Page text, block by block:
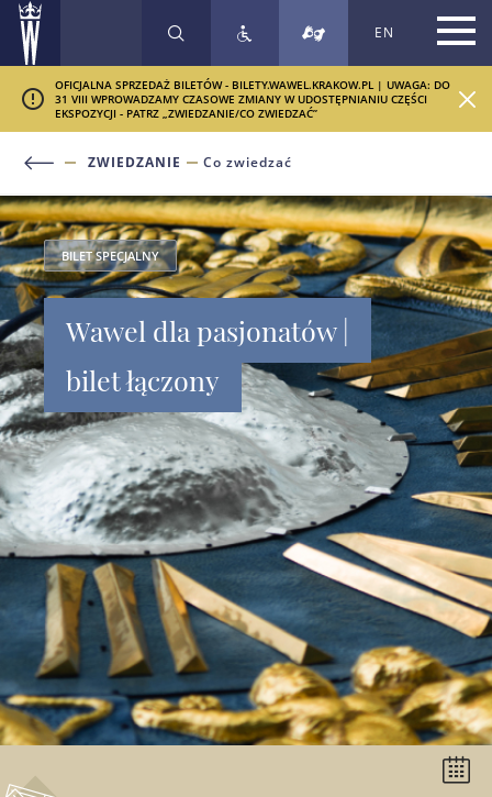
SZUKAJ EN
OFICJALNA SPRZEDAŻ BILETÓW - BILETY.WAWEL.KRAKOW.PL | UWAGA: DO
31 VIII WPROWADZAMY CZASOWE ZMIANY W UDOSTĘPNIANIU CZĘŚCI
EKSPOZYCJI - PATRZ „ZWIEDZANIE/CO ZWIEDZAĆ”
ZWIEDZANIE Co zwiedzać
BILET SPECJALNY
Wawel dla pasjonatów |
bilet łączony